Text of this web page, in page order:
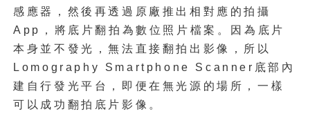
感應器，然後再透過原廠推出相對應的拍攝
App，將底片翻拍為數位照片檔案。因為底片
本身並不發光，無法直接翻拍出影像，所以
Lomography Smartphone Scanner底部內
建自行發光平台，即便在無光源的場所，一樣
可以成功翻拍底片影像。